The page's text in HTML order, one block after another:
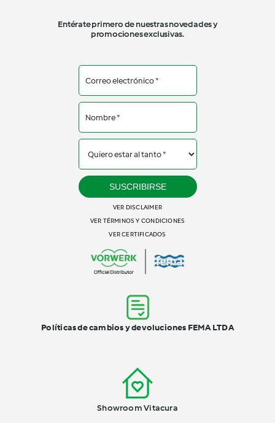
Showroom Vitacura
Entérate primero de nuestras novedades y
promociones exclusivas.
SUSCRIBIRSE
VER DISCLAIMER
VER TÉRMINOS Y CONDICIONES
VER CERTIFICADOS
Políticas de cambios y devoluciones FEMA LTDA